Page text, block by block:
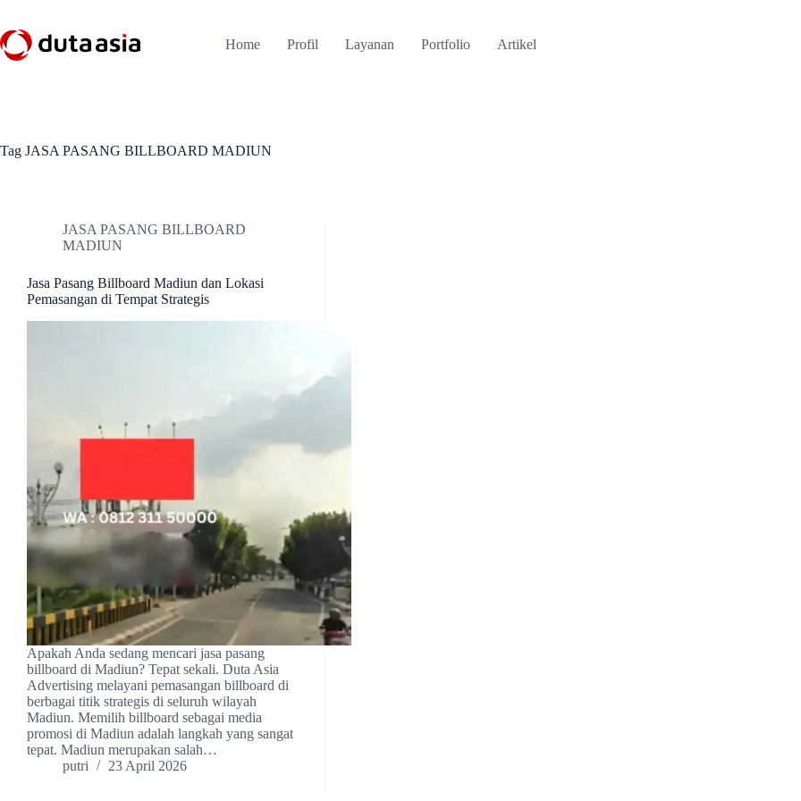
content
Home Profil Layanan Portfolio Artikel
Tag JASA PASANG BILLBOARD MADIUN
JASA PASANG BILLBOARD
MADIUN
Jasa Pasang Billboard Madiun dan Lokasi
Pemasangan di Tempat Strategis
Apakah Anda sedang mencari jasa pasang
billboard di Madiun? Tepat sekali. Duta Asia
Advertising melayani pemasangan billboard di
berbagai titik strategis di seluruh wilayah
Madiun. Memilih billboard sebagai media
promosi di Madiun adalah langkah yang sangat
tepat. Madiun merupakan salah…
putri
23 April 2026